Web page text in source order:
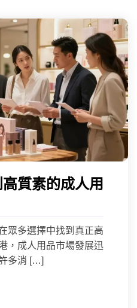
質素的成人用
眾多選擇中找到真正高
，成人用品市場發展迅
多消 […]